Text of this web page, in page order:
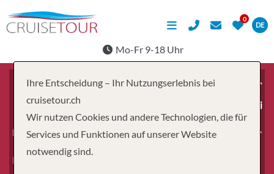
DE
Mo-Fr 9-18 Uhr
Erwachsene
Kinder
Ihre Entscheidung – Ihr Nutzungserlebnis bei
cruisetour.ch
Wir nutzen Cookies und andere Technologien, die für
Services und Funktionen auf unserer Website
notwendig sind.